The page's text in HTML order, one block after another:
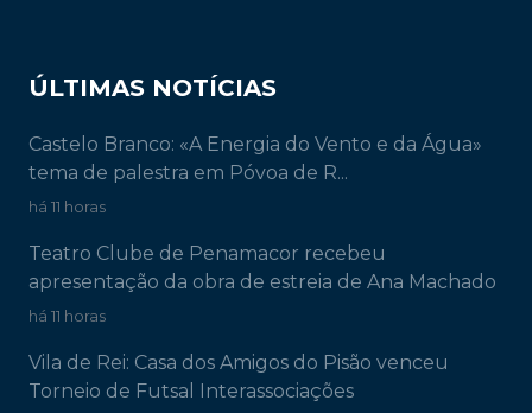
ÚLTIMAS NOTÍCIAS
Castelo Branco: «A Energia do Vento e da Água»
tema de palestra em Póvoa de R...
há 11 horas
Teatro Clube de Penamacor recebeu
apresentação da obra de estreia de Ana Machado
há 11 horas
Vila de Rei: Casa dos Amigos do Pisão venceu
Torneio de Futsal Interassociações